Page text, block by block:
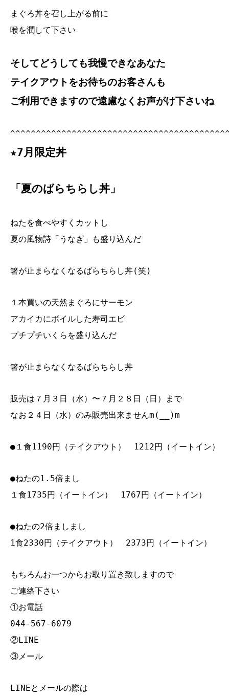
まぐろ丼を召し上がる前に
喉を潤して下さい
そしてどうしても我慢できなあなた
テイクアウトをお待ちのお客さんも
ご利用できますので遠慮なくお声がけ下さいね
★7月限定丼
「夏のばらちらし丼」
ねたを食べやすくカットし
夏の風物詩「うなぎ」も盛り込んだ
箸が止まらなくなるばらちらし丼(笑)
１本買いの天然まぐろにサーモン
アカイカにボイルした寿司エビ
プチプチいくらを盛り込んだ
箸が止まらなくなるばらちらし丼
販売は７月３日（水）〜７月２８日（日）まで
なお２４日（水）のみ販売出来ませんm(__)m
●１食1190円（テイクアウト） 1212円（イートイン）
●ねたの1.5倍まし
１食1735円（イートイン） 1767円（イートイン）
●ねたの2倍ましまし
1食2330円（テイクアウト） 2373円（イートイン）
もちろんお一つからお取り置き致しますので
ご連絡下さい
①お電話
044‐567‐6079
②LINE
③メール
LINEとメールの際は